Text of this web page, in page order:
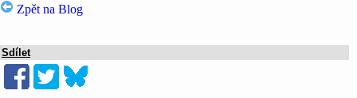
Zpět na Blog
Sdílet